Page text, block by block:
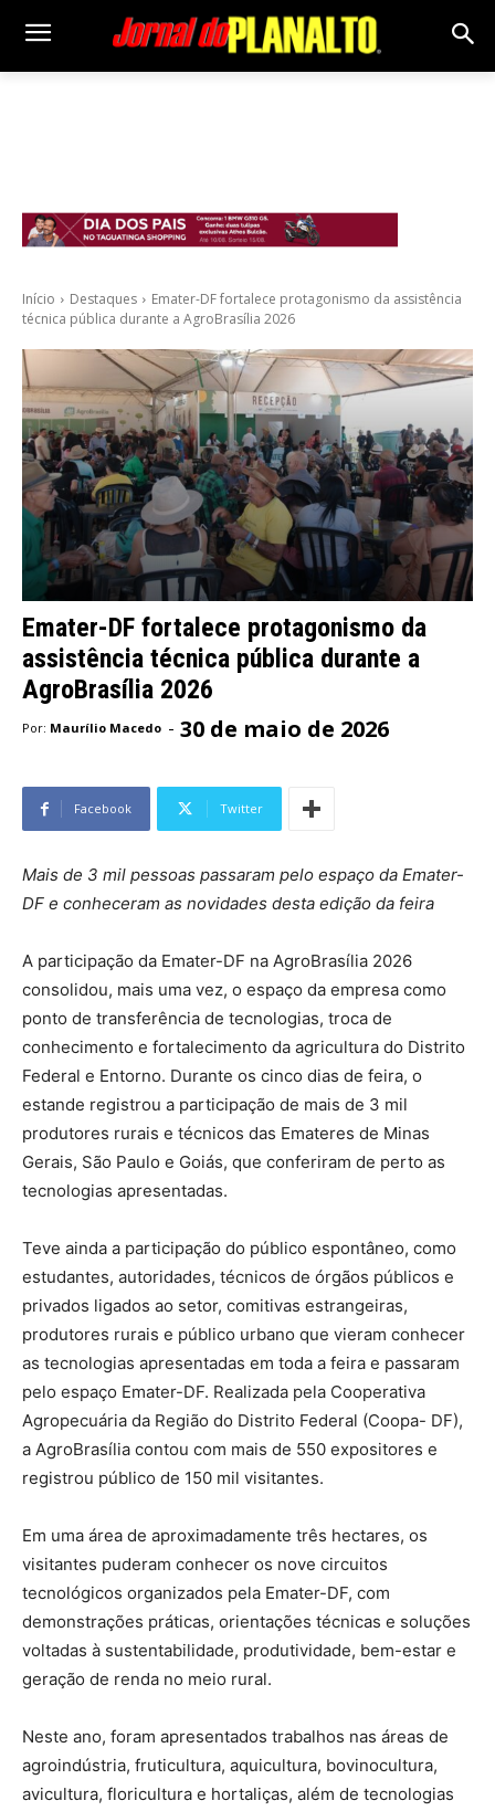
Início Destaques
Emater-DF fortalece protagonismo da assistência
técnica pública durante a AgroBrasília 2026
Emater-DF fortalece protagonismo da
assistência técnica pública durante a
AgroBrasília 2026
Por: Maurílio Macedo - 30 de maio de 2026
Facebook Twitter
Mais de 3 mil pessoas passaram pelo espaço da Emater-
DF e conheceram as novidades desta edição da feira
A participação da Emater-DF na AgroBrasília 2026
consolidou, mais uma vez, o espaço da empresa como
ponto de transferência de tecnologias, troca de
conhecimento e fortalecimento da agricultura do Distrito
Federal e Entorno. Durante os cinco dias de feira, o
estande registrou a participação de mais de 3 mil
produtores rurais e técnicos das Emateres de Minas
Gerais, São Paulo e Goiás, que conferiram de perto as
tecnologias apresentadas.
Teve ainda a participação do público espontâneo, como
estudantes, autoridades, técnicos de órgãos públicos e
privados ligados ao setor, comitivas estrangeiras,
produtores rurais e público urbano que vieram conhecer
as tecnologias apresentadas em toda a feira e passaram
pelo espaço Emater-DF. Realizada pela Cooperativa
Agropecuária da Região do Distrito Federal (Coopa- DF),
a AgroBrasília contou com mais de 550 expositores e
registrou público de 150 mil visitantes.
Em uma área de aproximadamente três hectares, os
visitantes puderam conhecer os nove circuitos
tecnológicos organizados pela Emater-DF, com
demonstrações práticas, orientações técnicas e soluções
voltadas à sustentabilidade, produtividade, bem-estar e
geração de renda no meio rural.
Neste ano, foram apresentados trabalhos nas áreas de
agroindústria, fruticultura, aquicultura, bovinocultura,
avicultura, floricultura e hortaliças, além de tecnologias